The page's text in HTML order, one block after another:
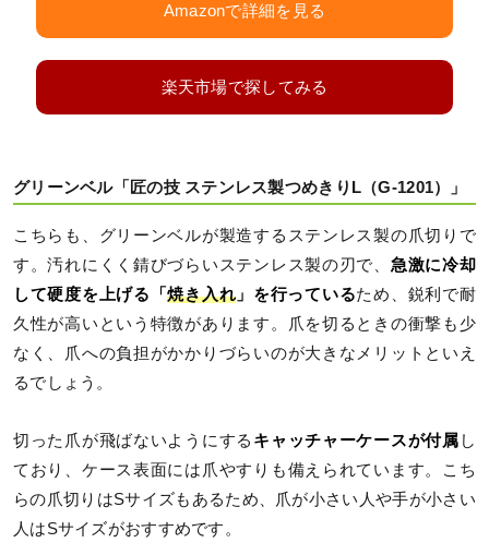
Amazonで詳細を見る
楽天市場で探してみる
グリーンベル「匠の技 ステンレス製つめきりL（G-1201）」
こちらも、グリーンベルが製造するステンレス製の爪切りで
す。汚れにくく錆びづらいステンレス製の刃で、 急激に冷却
して硬度を上げる「焼き入れ 」を行っているため、鋭利で耐
久性が高いという特徴があります。爪を切るときの衝撃も少
なく、爪への負担がかかりづらいのが大きなメリットといえ
るでしょう。
切った爪が飛ばないようにする キャッチャーケースが付属 し
ており、ケース表面には爪やすりも備えられています。こち
らの爪切りはSサイズもあるため、爪が小さい人や手が小さい
人はSサイズがおすすめです。